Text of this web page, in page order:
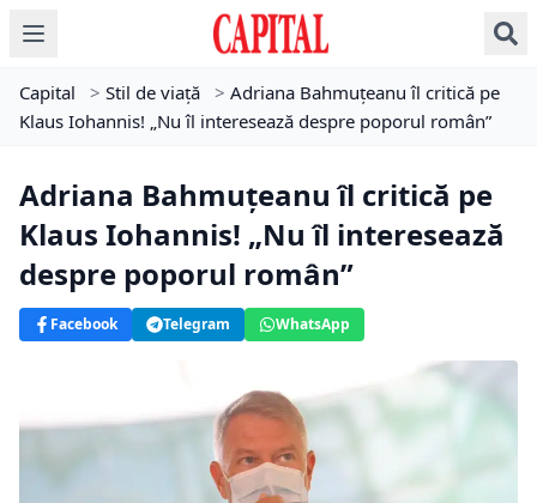
Capital > Stil de viață > Adriana Bahmuțeanu îl critică pe
Klaus Iohannis! „Nu îl interesează despre poporul român”
Adriana Bahmuțeanu îl critică pe
Klaus Iohannis! „Nu îl interesează
despre poporul român”
Facebook Telegram WhatsApp